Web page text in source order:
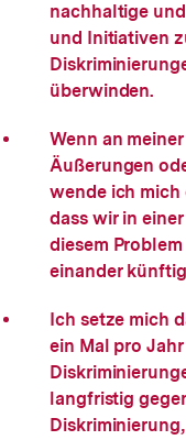
nachhaltige
und Initiativen
überwinden.
Wenn an
Äußerungen
wende ich mich
dass wir in
diesem
einander
Ich setze mich
ein Mal pro
langfristig